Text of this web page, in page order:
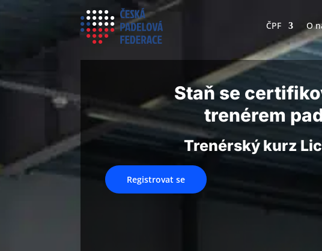
ČPF O
Staň se
trenérem
Trenérský kurz
Registrovat se